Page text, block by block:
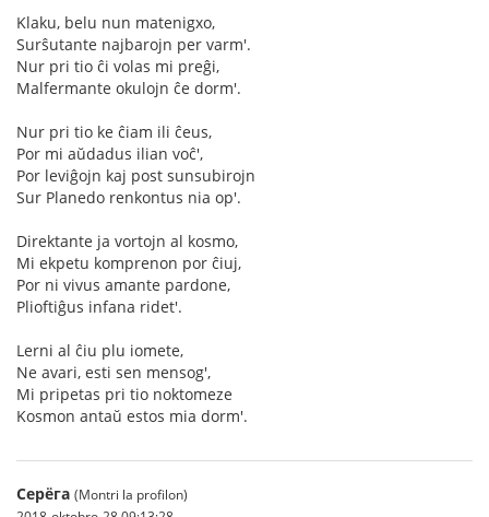
Klaku, belu nun matenigxo,
Surŝutante najbarojn per varm'.
Nur pri tio ĉi volas mi preĝi,
Malfermante okulojn ĉe dorm'.
Nur pri tio ke ĉiam ili ĉeus,
Por mi aŭdadus ilian voĉ',
Por leviĝojn kaj post sunsubirojn
Sur Planedo renkontus nia op'.
Direktante ja vortojn al kosmo,
Mi ekpetu komprenon por ĉiuj,
Por ni vivus amante pardone,
Plioftiĝus infana ridet'.
Lerni al ĉiu plu iomete,
Ne avari, esti sen mensog',
Mi pripetas pri tio noktomeze
Kosmon antaŭ estos mia dorm'.
Серёга (Montri la profilon)